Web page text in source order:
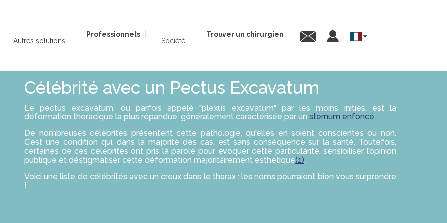
Autres solutions
Professionnels
Société
Trouver un chirurgien
Select
your
Célébrité avec un Pectus Excavatum
Le pectus excavatum, ou parfois appelé "plexus excavatum" par les moins initiés, est la
déformation thoracique la plus répandue, généralement caractérisée par un sternum enfoncé.
De nombreuses célébrités présentent cette pathologie, qu'elles en soient conscientes ou non.
C’est une condition qui, dans la majorité des cas, est sans conséquence sur la santé. Toutefois,
certaines de ces célébrités ont pris la parole pour évoquer cette particularité, sensibiliser l’opinion
publique et déstigmatiser cette déformation majoritairement esthétique(1).
Voici une liste de célébrités avec un creux dans le thorax : les noms pourraient bien vous surprendre
!